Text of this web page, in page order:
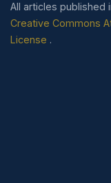
All articles published
Creative Commons
License .